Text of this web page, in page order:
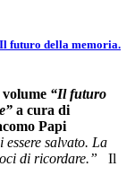
futuro della memoria.
“Il futuro
a cura di
Papi
essere salvato. La
di ricordare.”
Il